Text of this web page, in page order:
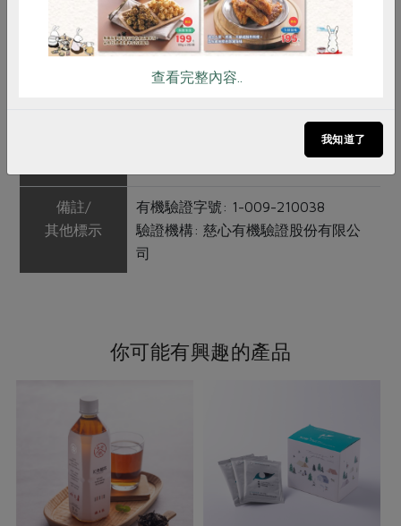
享用。
2. 冷飲：加入50ml溫熱水充分攪拌，
再依據個人喜好加入糖包，再加入
170ml冷水即可享用。
本品含有牛奶及其製品，對其過敏者
備註/
其他標示
有機驗證字號: 1-009-210038
驗證機構: 慈心有機驗證股份有限公
司
你可能有興趣的產品
查看完整內容..
我知道了